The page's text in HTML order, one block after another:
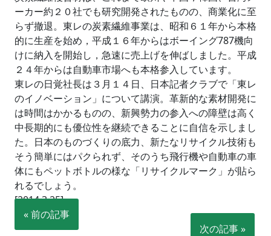
ーカー約２０社でも研究開発されたものの、商業化に至
らず撤退。東レの炭素繊維事業は、昭和６１年から本格
的に生産を始め，平成１６年からはボーイング787機向
けに納入を開始し，急速に売上げを伸ばしました。平成
２４年からは自動車市場へも本格参入しています。
東レの日覚社長は３月１４日、日本記者クラブで「東レ
のイノベーション」について講演。革新的な素材開発に
は時間はかかるものの、新興勢力の参入への障壁は高く
中長期的にも優位性を継続できることに自信を示しまし
た。日本のものづくりの底力、新たなリサイクル技術も
そう簡単にはパクられず、そのうち飛行機や自動車の車
体にもペットボトルの様な「リサイクルマーク」が貼ら
れるでしょう。
[2014.3.25]
« 前の記事
次の記事 »